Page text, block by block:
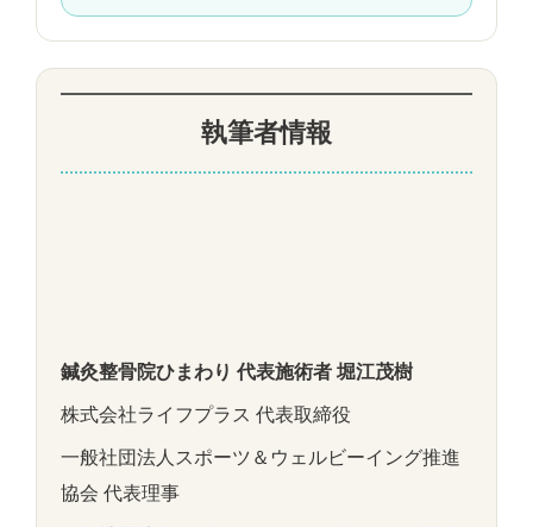
執筆者情報
鍼灸整骨院ひまわり 代表施術者 堀江茂樹
株式会社ライフプラス 代表取締役
一般社団法人スポーツ＆ウェルビーイング推進
協会 代表理事